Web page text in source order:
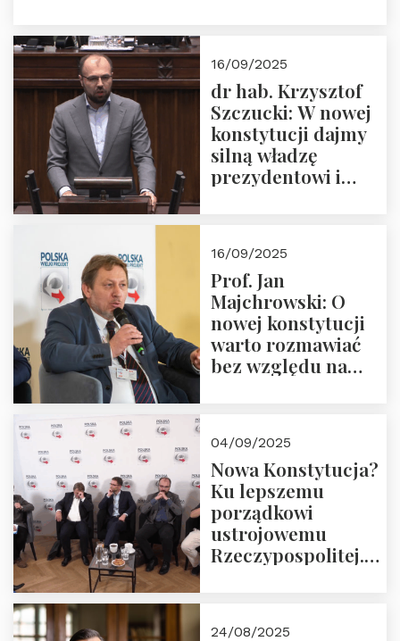
16/09/2025
dr hab. Krzysztof
Szczucki: W nowej
konstytucji dajmy
silną władzę
prezydentowi i
16/09/2025
Prof. Jan
Majchrowski: O
nowej konstytucji
warto rozmawiać
bez względu na
04/09/2025
Nowa Konstytucja?
Ku lepszemu
porządkowi
ustrojowemu
Rzeczypospolitej.
24/08/2025